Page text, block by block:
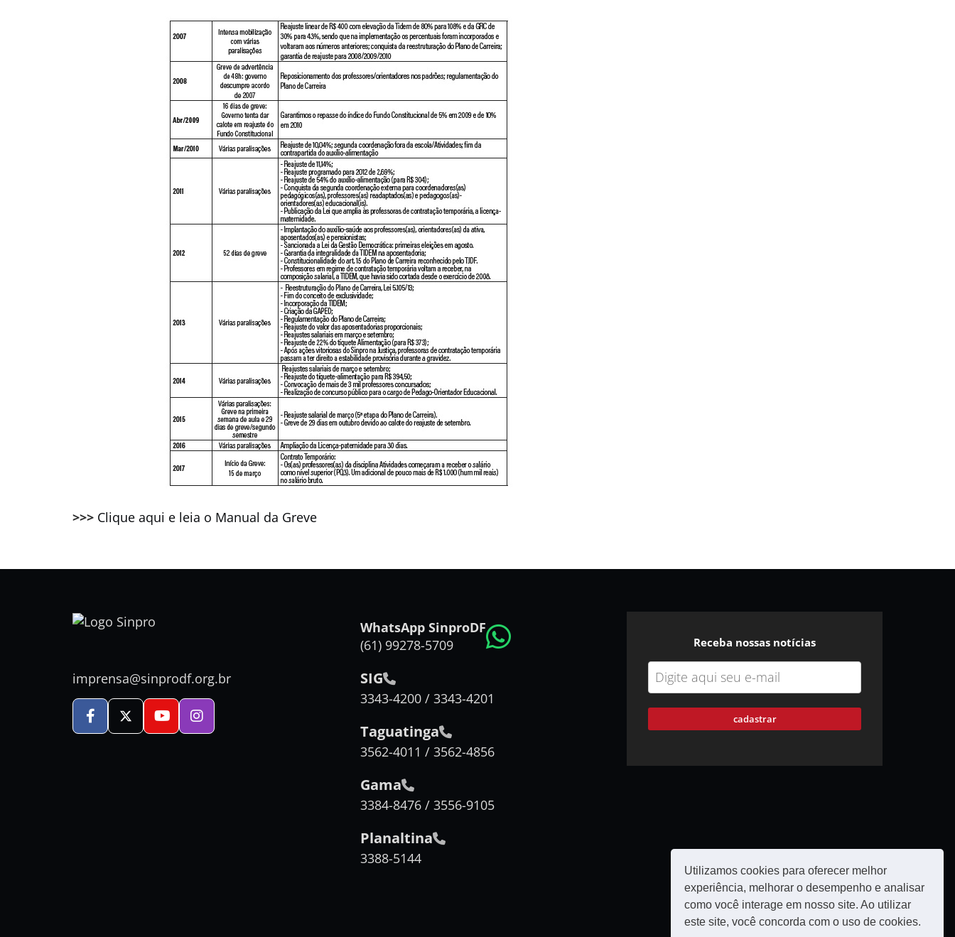
Utilizamos cookies para oferecer melhor
experiência, melhorar o desempenho e analisar
como você interage em nosso site. Ao utilizar
este site, você concorda com o uso de cookies.
>>> Clique aqui e leia o Manual da Greve
imprensa@sinprodf.org.br
WhatsApp SinproDF
(61) 99278-5709
SIG
3343-4200 / 3343-4201
Taguatinga
3562-4011 / 3562-4856
Gama
3384-8476 / 3556-9105
Planaltina
3388-5144
Receba nossas notícias
cadastrar